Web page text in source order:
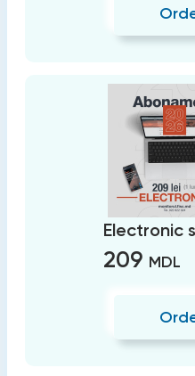
Electronic
209 MDL